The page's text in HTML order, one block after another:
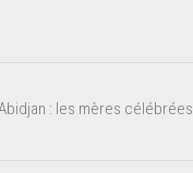
: les mères célébrées